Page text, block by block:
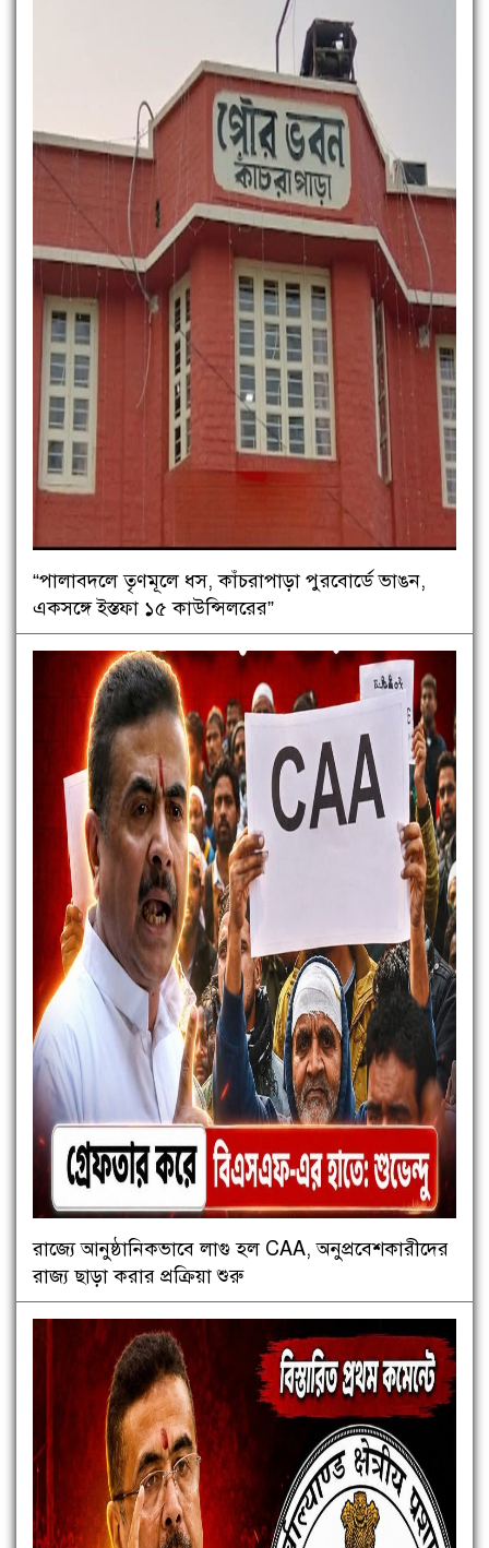
“পালাবদলে তৃণমূলে ধস, কাঁচরাপাড়া পুরবোর্ডে ভাঙন,
একসঙ্গে ইস্তফা ১৫ কাউন্সিলরের”
রাজ্যে আনুষ্ঠানিকভাবে লাগু হল CAA, অনুপ্রবেশকারীদের
রাজ্য ছাড়া করার প্রক্রিয়া শুরু